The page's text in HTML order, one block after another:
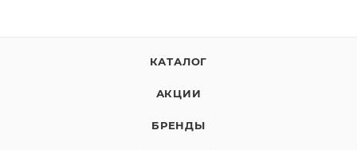
КАТАЛОГ
АКЦИИ
БРЕНДЫ